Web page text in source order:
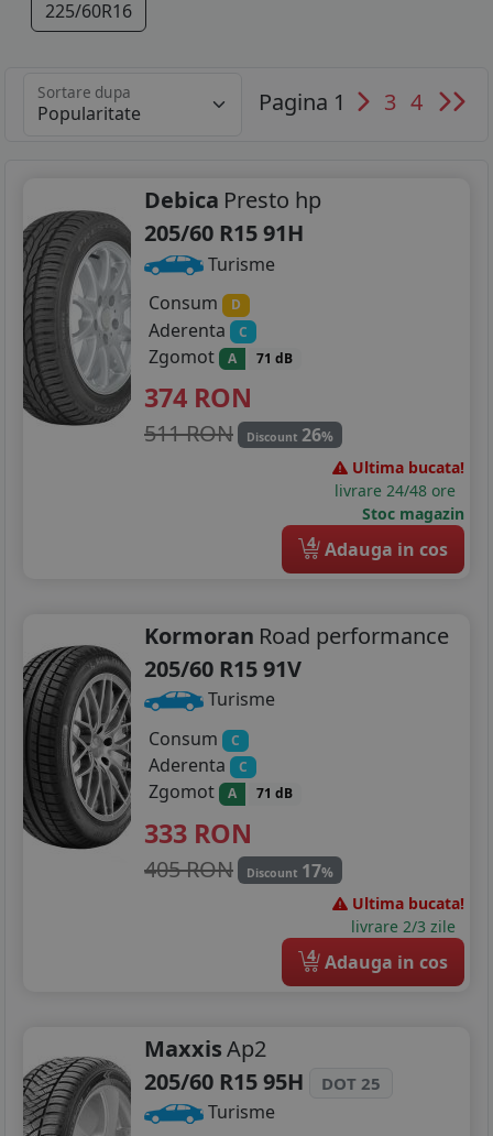
225/60R16
Sortare dupa Pagina 1 3 4
Debica Presto hp
205/60 R15 91H
Turisme
Consum
D
Aderenta C
Zgomot A 71 dB
374 RON
511 RON Discount 26%
Ultima bucata!
livrare 24/48 ore
Stoc magazin
4 Adauga in cos
Kormoran Road performance
205/60 R15 91V
Turisme
Consum
C
Aderenta C
Zgomot A 71 dB
333 RON
405 RON Discount 17%
Ultima bucata!
livrare 2/3 zile
4 Adauga in cos
MaxxisAp2
205/60 R15 95H
DOT 25
Turisme